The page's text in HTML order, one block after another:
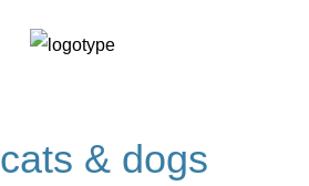
cats & dogs